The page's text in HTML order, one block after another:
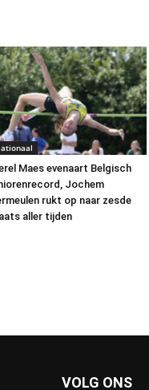
Maes evenaart Belgisch
Jochem
rukt op naar zesde
aller tijden
VOLG ONS